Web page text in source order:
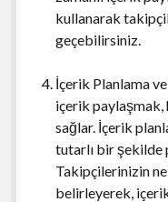
kullanarak
geçebilirsiniz.
İçerik Planlama
içerik paylaşmak,
sağlar. İçerik
tutarlı bir şekilde
Takipçilerinizin
belirleyerek,